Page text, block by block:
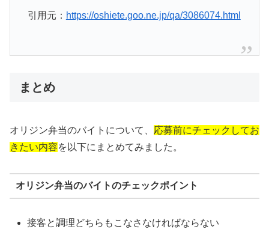
引用元： https://oshiete.goo.ne.jp/qa/3086074.html
まとめ
オリジン弁当のバイトについて、 応募前にチェックしてお
きたい内容を以下にまとめてみました。
オリジン弁当のバイトのチェックポイント
接客と調理どちらもこなさなければならない